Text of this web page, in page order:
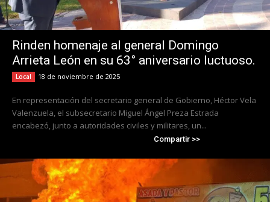
Rinden homenaje al general Domingo
Arrieta León en su 63° aniversario luctuoso.
Local 18 de noviembre de 2025
En representación del secretario general de Gobierno, Héctor Vela
Valenzuela, el subsecretario Miguel Ángel Preza Estrada
encabezó, junto a autoridades civiles y militares, un...
Compartir >>